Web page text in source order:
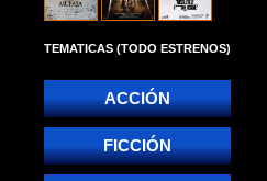
TEMATICAS (TODO ESTRENOS)
ACCIÓN
FICCIÓN